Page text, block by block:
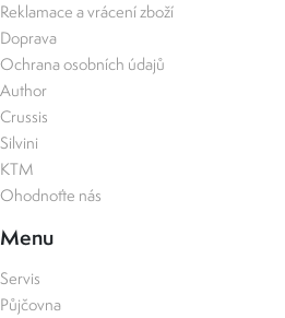
Reklamace a vrácení zboží
Doprava
Ochrana osobních údajů
Author
Crussis
Silvini
KTM
Ohodnoťte nás
Menu
Servis
Půjčovna